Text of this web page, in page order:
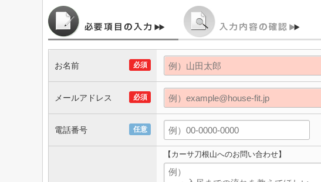
必須
お名前
必須
メールアドレス
任意
電話番号
【カーサ刀根山へのお問い合わせ】